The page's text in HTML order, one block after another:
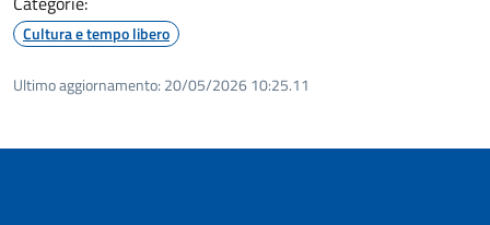
Cultura e tempo libero
Ultimo aggiornamento: 20/05/2026 10:25.11